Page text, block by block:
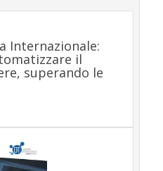
Mobile
Internazionale:
il
superando le